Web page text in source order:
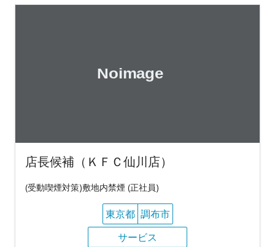
店長候補（ＫＦＣ仙川店）
(受動喫煙対策)敷地内禁煙 (正社員)
東京都 調布市
サービス